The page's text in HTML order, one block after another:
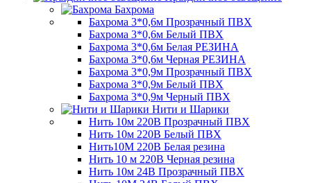
Бахрома
Бахрома 3*0,6м Прозрачный ПВХ
Бахрома 3*0,6м Белый ПВХ
Бахрома 3*0,6м Белая РЕЗИНА
Бахрома 3*0,6м Черная РЕЗИНА
Бахрома 3*0,9м Прозрачный ПВХ
Бахрома 3*0,9м Белый ПВХ
Бахрома 3*0,9м Черный ПВХ
Нити и Шарики
Нить 10м 220В Прозрачный ПВХ
Нить 10м 220В Белый ПВХ
Нить10М 220В Белая резина
Нить 10 м 220В Черная резина
Нить 10м 24В Прозрачный ПВХ